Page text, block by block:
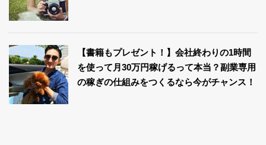
【書籍もプレゼント！】会社終わりの1時間
を使って月30万円稼げるって本当？副業専用
の稼ぎの仕組みをつくるなら今がチャンス！